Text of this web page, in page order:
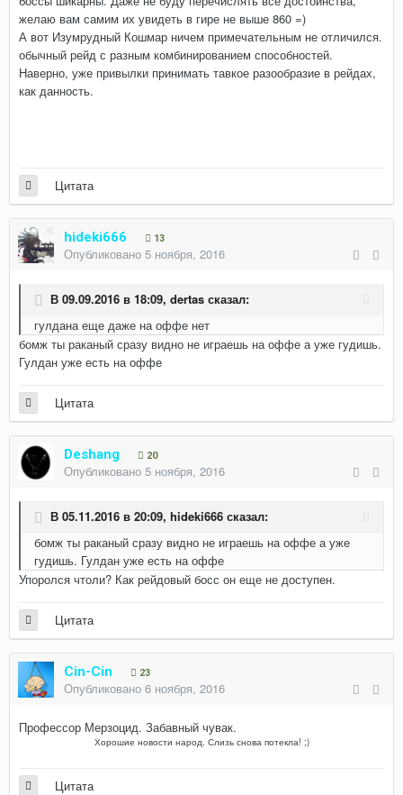
желаю вам самим их увидеть в гире не выше 860 =)
А вот Изумрудный Кошмар ничем примечательным не отличился.
обычный рейд с разным комбинированием способностей.
Наверно, уже привылки принимать тавкое разообразие в рейдах,
как данность.
Цитата
hideki666 13
Опубликовано 5 ноября, 2016
В 09.09.2016 в 18:09, dertas сказал:
гулдана еще даже на оффе нет
бомж ты раканый сразу видно не играешь на оффе а уже гудишь.
Гулдан уже есть на оффе
Цитата
Deshang 20
Опубликовано 5 ноября, 2016
В 05.11.2016 в 20:09, hideki666 сказал:
бомж ты раканый сразу видно не играешь на оффе а уже
гудишь. Гулдан уже есть на оффе
Упоролся чтоли? Как рейдовый босс он еще не доступен.
Цитата
Cin-Cin 23
Опубликовано 6 ноября, 2016
Профессор Мерзоцид. Забавный чувак.
Хорошие новости народ. Слизь снова потекла! ;)
Цитата